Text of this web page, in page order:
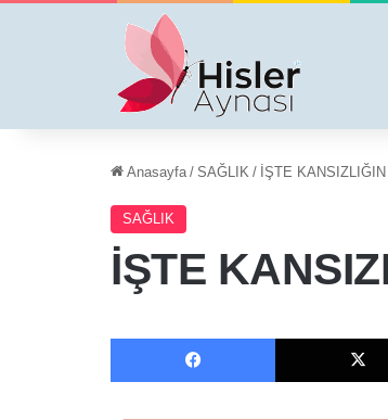
Anasayfa / SAĞLIK / İŞTE
SAĞLIK
İŞTE
Facebook